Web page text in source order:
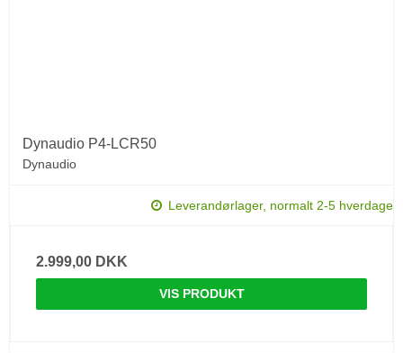
Dynaudio P4-LCR50
Dynaudio
Leverandørlager, normalt 2-5 hverdage
2.999,00 DKK
VIS PRODUKT